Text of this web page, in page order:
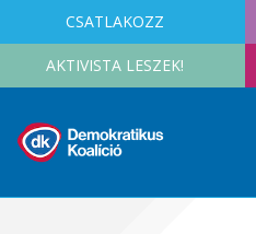
CSATLAKOZZ
AKTIVISTA LESZEK!